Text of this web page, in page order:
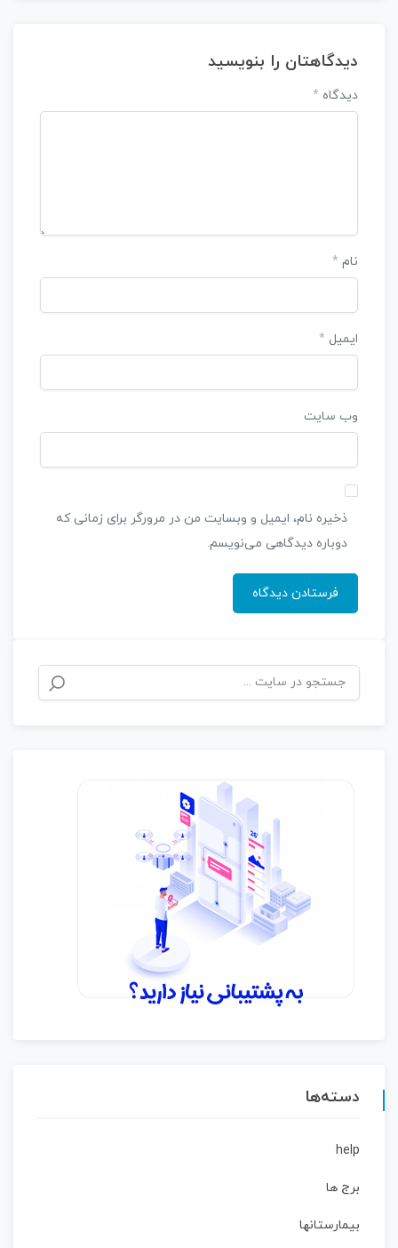
دیدگاهتان را بنویسید
دیدگاه*
نام*
ایمیل*
وب‌ سایت
ذخیره نام، ایمیل و وبسایت من در مرورگر برای زمانی که
دوباره دیدگاهی می‌نویسم.
دسته‌ها
help
برج ها
بیمارستانها